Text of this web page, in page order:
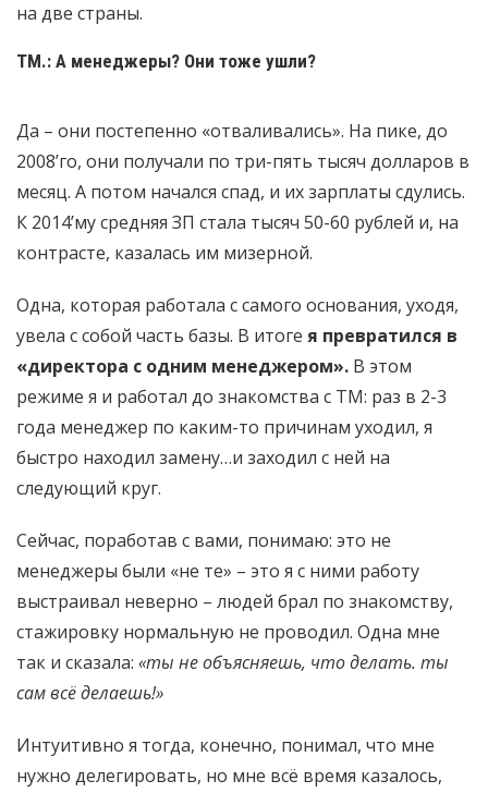
на две страны.
ТМ.: А менеджеры? Они тоже ушли?
Да – они постепенно «отваливались». На пике, до
2008’го, они получали по три-пять тысяч долларов в
месяц. А потом начался спад, и их зарплаты сдулись.
К 2014’му средняя ЗП стала тысяч 50-60 рублей и, на
контрасте, казалась им мизерной.
Одна, которая работала с самого основания, уходя,
увела с собой часть базы. В итоге я превратился в
«директора с одним менеджером». В этом
режиме я и работал до знакомства с ТМ: раз в 2-3
года менеджер по каким-то причинам уходил, я
быстро находил замену…и заходил с ней на
следующий круг.
Сейчас, поработав с вами, понимаю: это не
менеджеры были «не те» – это я с ними работу
выстраивал неверно – людей брал по знакомству,
стажировку нормальную не проводил. Одна мне
так и сказала: «ты не объясняешь, что делать. ты
сам всё делаешь!»
Интуитивно я тогда, конечно, понимал, что мне
нужно делегировать, но мне всё время казалось,